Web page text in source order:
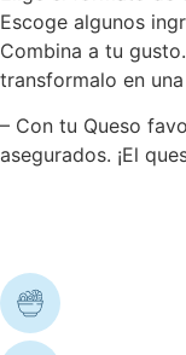
Escoge algunos
Combina a tu
transformalo en
– Con tu Queso
asegurados. ¡El